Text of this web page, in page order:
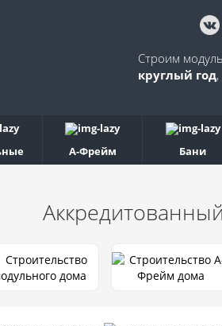
Строим
круглый год
А-Фрейм Бани